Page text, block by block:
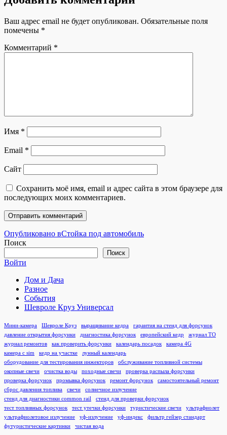
Ваш адрес email не будет опубликован. Обязательные поля
помечены *
Комментарий *
Имя *
Email *
Сайт
Сохранить моё имя, email и адрес сайта в этом браузере для
последующих моих комментариев.
Навигация
по
записям
Опубликовано вСтойка под автомобиль
Поиск
Поиск
Войти
Дом и Дача
Разное
События
Шевроле Круз Универсал
Мини-камера Шевроле Круз выращивание кедра
гарантия на стенд для форсунок
давление открытия форсунки
диагностика форсунок европейский кедр
журнал ТО
журнал ремонтов
как проверить форсунки календарь посадок
камера 4G
камера с sim
кедр на участке
лунный календарь
оборудование для тестирования инжекторов
обслуживание топливной системы
окопные свечи
очистка воды походные свечи
проверка распыла форсунки
проверка форсунок
промывка форсунок ремонт форсунок
самостоятельный ремонт
сброс давления топлива
свечи
солнечное излучение
стенд для диагностики common rail
стенд для проверки форсунок
тест топливных форсунок
тест утечки форсунки туристические свечи
ультрафиолет
ультрафиолетовое излучение
уф-излучение уф-индекс
фильтр гейзер стандарт
футуристические картинки
чистая вода